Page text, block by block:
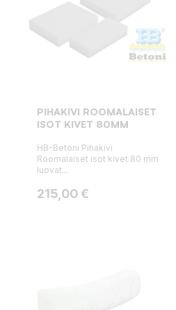
PIHAKIVI ROOMALAISET
ISOT KIVET 80MM
HB-Betoni Pihakivi
Roomalaiset isot kivet 80 mm
luovat...
Hinta
215,00 €